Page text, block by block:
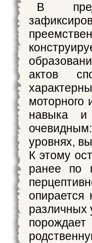
В
актов
моторного
навыка и
уровнях,
К этому
ранее по
различных